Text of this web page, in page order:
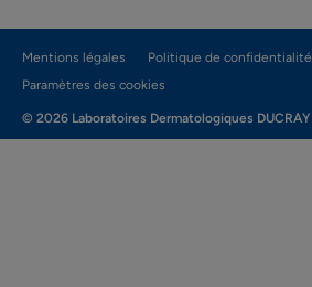
Mentions légales
Politique de confidentialité
Paramètres des cookies
© 2026 Laboratoires Dermatologiques DUCRAY